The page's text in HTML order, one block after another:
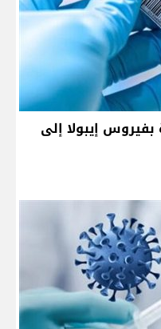
بفيروس إيبولا إلى